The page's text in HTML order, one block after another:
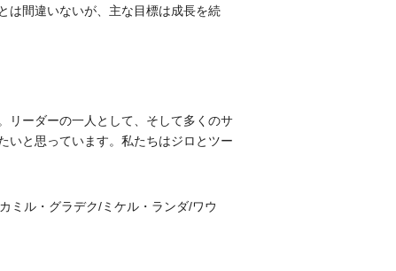
は間違いないが、主な目標は成長を続
リーダーの一人として、そして多くのサ
いと思っています。私たちはジロとツー
ミル・グラデク/ミケル・ランダ/ワウ